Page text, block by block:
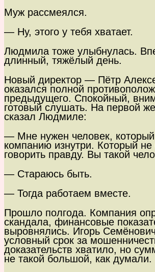
Муж рассмеялся.
— Ну, этого у тебя хватает.
Людмила тоже улыбнулась.
длинный, тяжёлый день.
Новый директор — Пётр
оказался полной
предыдущего. Спокойный,
готовый слушать. На первой
сказал Людмиле:
— Мне нужен человек, который
компанию изнутри. Который не
говорить правду. Вы такой
— Стараюсь быть.
— Тогда работаем вместе.
Прошло полгода. Компания
скандала, финансовые
выровнялись. Игорь
условный срок за
доказательств хватило, но
не такой большой, как думали.